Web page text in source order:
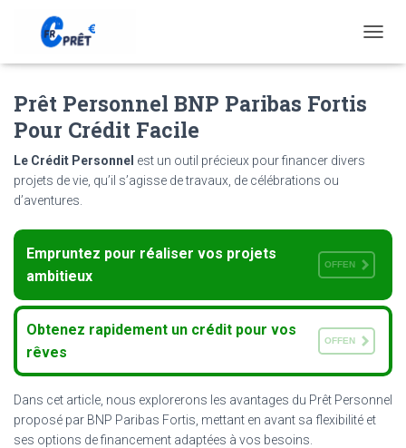
O
T
N
Prêt Personnel BNP Paribas Fortis
Pour Crédit Facile
Le Crédit Personnel est un outil précieux pour financer divers
projets de vie, qu’il s’agisse de travaux, de célébrations ou
d’aventures.
Empruntez pour réaliser vos projets
ambitieux
OFFEN
Obtenez rapidement un crédit pour vos
rêves
OFFEN
Dans cet article, nous explorerons les avantages du Prêt Personnel
proposé par BNP Paribas Fortis, mettant en avant sa flexibilité et
ses options de financement adaptées à vos besoins.